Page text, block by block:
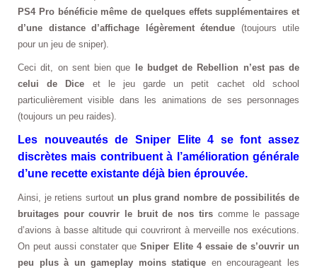
PS4 Pro bénéficie même de quelques effets supplémentaires et
d’une distance d’affichage légèrement étendue (toujours utile
pour un jeu de sniper).
Ceci dit, on sent bien que
le budget de Rebellion n’est pas de
celui de Dice et le jeu garde un petit cachet old school
particulièrement visible dans les animations de ses personnages
(toujours un peu raides).
Les nouveautés de Sniper Elite 4 se font assez
discrètes mais contribuent à l’amélioration générale
d’une recette existante déjà bien éprouvée.
Ainsi, je retiens surtout un plus grand nombre de possibilités de
bruitages pour couvrir le bruit de nos tirscomme le passage
d’avions à basse altitude qui couvriront à merveille nos exécutions.
On peut aussi constater queSniper Elite 4 essaie de s’ouvrir un
peu plus à un gameplay moins statique en encourageant les